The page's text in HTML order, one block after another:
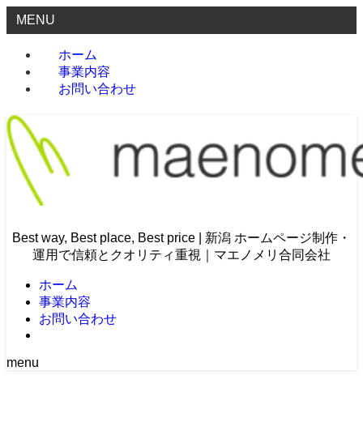
MENU
ホーム
事業内容
お問い合わせ
Best way, Best place, Best price | 新潟 ホームページ制作・
運用で信頼とクオリティ重視｜マエノメリ合同会社
ホーム
事業内容
お問い合わせ
menu